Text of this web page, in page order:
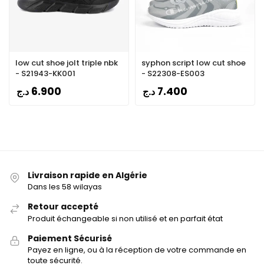
low cut shoe jolt triple nbk
- S21943-KK001
6.900 د.ج
syphon script low cut shoe
- S22308-ES003
7.400 د.ج
Livraison rapide en Algérie
Dans les 58 wilayas
Retour accepté
Produit échangeable si non utilisé et en parfait état
Paiement Sécurisé
Payez en ligne, ou à la réception de votre commande en
toute sécurité.